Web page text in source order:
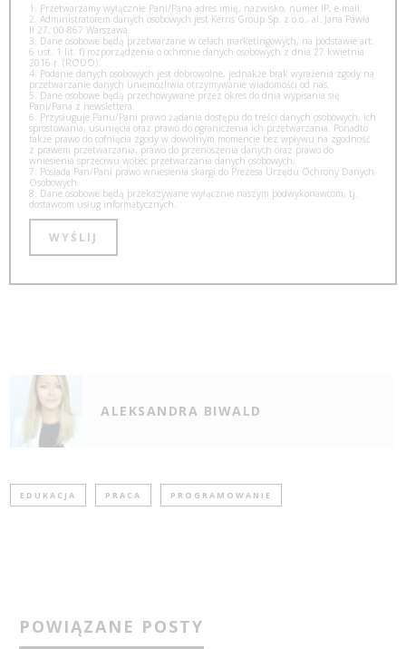
1. Przetwarzamy wyłącznie Pani/Pana adres imię, nazwisko, numer IP, e-mail.
2. Administratorem danych osobowych jest Kerris Group Sp. z o.o., al. Jana Pawła
II 27, 00-867 Warszawa.
3. Dane osobowe będą przetwarzane w celach marketingowych, na podstawie art.
6 ust. 1 lit. f) rozporządzenia o ochronie danych osobowych z dnia 27 kwietnia
2016 r. (RODO).
4. Podanie danych osobowych jest dobrowolne, jednakże brak wyrażenia zgody na
przetwarzanie danych uniemożliwia otrzymywanie wiadomości od nas.
5. Dane osobowe będą przechowywane przez okres do dnia wypisania się
Pani/Pana z newslettera.
6. Przysługuje Panu/Pani prawo żądania dostępu do treści danych osobowych, ich
sprostowania, usunięcia oraz prawo do ograniczenia ich przetwarzania. Ponadto
także prawo do cofnięcia zgody w dowolnym momencie bez wpływu na zgodność
z prawem przetwarzania, prawo do przenoszenia danych oraz prawo do
wniesienia sprzeciwu wobec przetwarzania danych osobowych,
7. Posiada Pan/Pani prawo wniesienia skargi do Prezesa Urzędu Ochrony Danych
Osobowych.
8. Dane osobowe będą przekazywane wyłącznie naszym podwykonawcom, tj.
dostawcom usług informatycznych.
ALEKSANDRA BIWALD
EDUKACJA PRACA PROGRAMOWANIE
POWIĄZANE POSTY